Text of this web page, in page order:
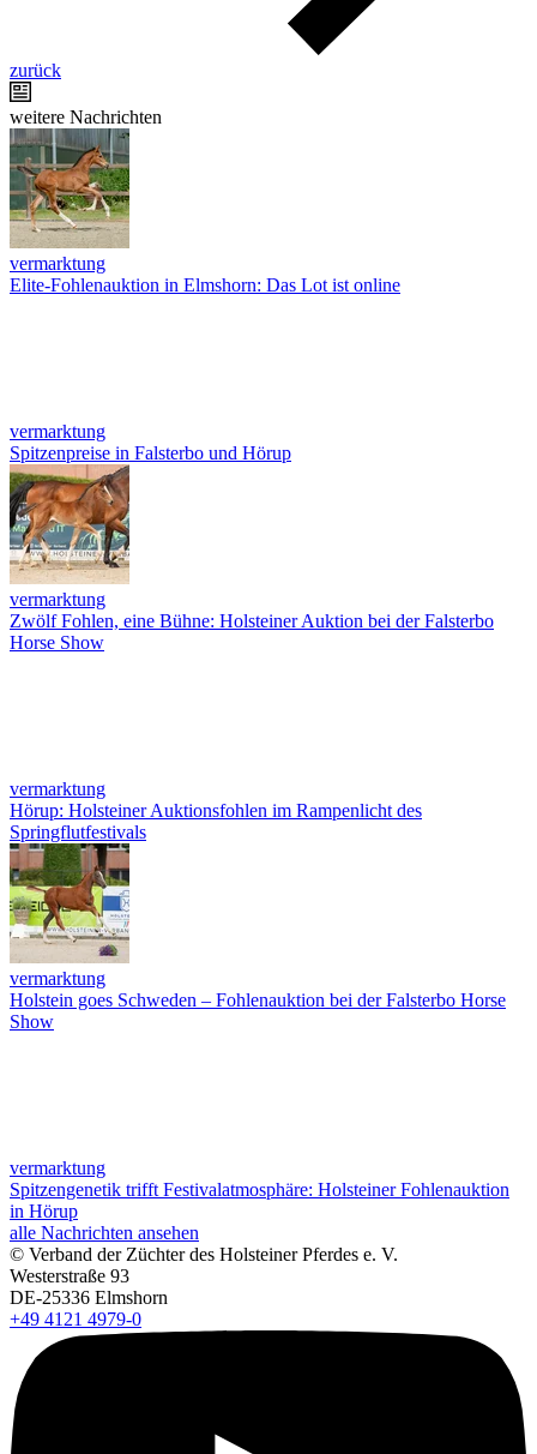
zurück
weitere Nachrichten
vermarktung
Elite-Fohlenauktion in Elmshorn: Das Lot ist online
vermarktung
Spitzenpreise in Falsterbo und Hörup
vermarktung
Zwölf Fohlen, eine Bühne: Holsteiner Auktion bei der Falsterbo
Horse Show
vermarktung
Hörup: Holsteiner Auktionsfohlen im Rampenlicht des
Springflutfestivals
vermarktung
Holstein goes Schweden – Fohlenauktion bei der Falsterbo Horse
Show
vermarktung
Spitzengenetik trifft Festivalatmosphäre: Holsteiner Fohlenauktion
in Hörup
alle Nachrichten ansehen
© Verband der Züchter des Holsteiner Pferdes e. V.
Westerstraße 93
DE-25336 Elmshorn
+49 4121 4979-0